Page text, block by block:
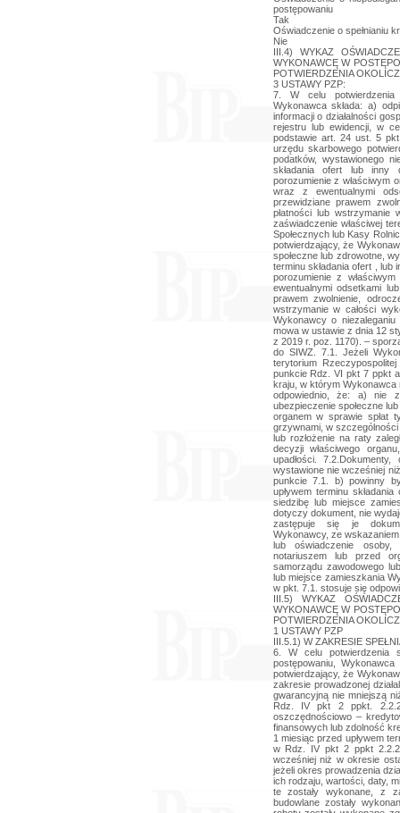
postępowaniu
Tak
Oświadczenie o spełnianiu
Nie
III.4) WYKAZ
WYKONAWCĘ W
POTWIERDZENIA
3 USTAWY PZP:
7. W celu potwierdzenia
Wykonawca składa: a)
informacji o działalności
rejestru lub ewidencji, w
podstawie art. 24 ust. 5
urzędu skarbowego
podatków, wystawionego
składania ofert lub inny
porozumienie z właściwym
wraz z ewentualnymi
przewidziane prawem
płatności lub wstrzymanie
zaświadczenie właściwej
Społecznych lub Kasy
potwierdzający, że
społeczne lub zdrowotne,
terminu składania ofert , lub
porozumienie z
ewentualnymi odsetkami
prawem zwolnienie,
wstrzymanie w całości
Wykonawcy o
mowa w ustawie z dnia 12
z 2019 r. poz. 1170). –
do SIWZ. 7.1. Jeżeli
terytorium
punkcie Rdz. VI pkt 7 ppkt
kraju, w którym Wykonawca
odpowiednio, że: a) nie
ubezpieczenie społeczne
organem w sprawie spłat
grzywnami, w
lub rozłożenie na raty
decyzji właściwego
upadłości.
wystawione nie wcześniej
punkcie 7.1. b) powinny
upływem terminu
siedzibę lub miejsce
dotyczy dokument, nie
zastępuje się je
Wykonawcy, ze
lub oświadczenie
notariuszem lub przed
samorządu zawodowego
lub miejsce zamieszkania
w pkt. 7.1. stosuje się
III.5) WYKAZ
WYKONAWCĘ W
POTWIERDZENIA
1 USTAWY PZP
III.5.1) W ZAKRESIE
6. W celu potwierdzenia
postępowaniu,
potwierdzający, że
zakresie prowadzonej
gwarancyjną nie mniejszą
Rdz. IV pkt 2 ppkt.
oszczędnościowo –
finansowych lub zdolność
1 miesiąc przed upływem
w Rdz. IV pkt 2 ppkt
wcześniej niż w okresie
jeżeli okres prowadzenia
ich rodzaju, wartości, daty,
te zostały wykonane, z
budowlane zostały